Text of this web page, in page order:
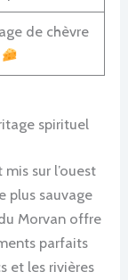
de chèvre
spirituel
sur l’ouest
plus sauvage
Morvan offre
parfaits
et les rivières